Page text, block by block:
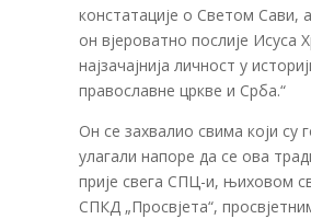
констатације о Светом Сави, а
он вјероватно послије Исуса
најзачајнија личност у
православне цркве и Срба.“
Он се захвалио свима који су
улагали напоре да се ова
прије свега СПЦ-и, њиховом
СПКД „Просвјета“,